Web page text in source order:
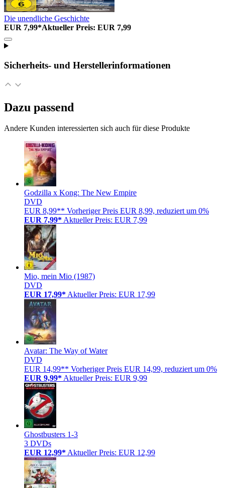
Die unendliche Geschichte
EUR 7,99*Aktueller Preis: EUR 7,99
Sicherheits- und Herstellerinformationen
Dazu passend
Andere Kunden interessierten sich auch für diese Produkte
Godzilla x Kong: The New Empire
DVD
EUR 8,99** Vorheriger Preis EUR 8,99, reduziert um 0%
EUR 7,99*Aktueller Preis: EUR 7,99
Mio, mein Mio (1987)
DVD
EUR 17,99*Aktueller Preis: EUR 17,99
Avatar: The Way of Water
DVD
EUR 14,99** Vorheriger Preis EUR 14,99, reduziert um 0%
EUR 9,99*Aktueller Preis: EUR 9,99
Ghostbusters 1-3
3 DVDs
EUR 12,99*Aktueller Preis: EUR 12,99